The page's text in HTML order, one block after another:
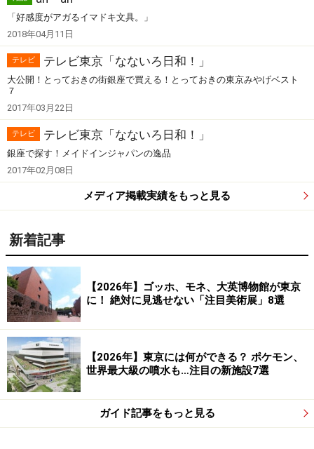
「好感度がアガるイマドキ文具。」
2018年04月11日
テレビ テレビ東京「なないろ日和！」
大公開！とっておきの街銀座で買える！とっておきの東京みやげベスト
７
2017年03月22日
テレビ テレビ東京「なないろ日和！」
銀座で探す！メイドインジャパンの逸品
2017年02月08日
メディア掲載実績をもっと見る
新着記事
【2026年】ゴッホ、モネ、大英博物館が東京
に！ 絶対に見逃せない「注目美術展」8選
【2026年】東京には何ができる？ ポケモン、
世界最大級の噴水も…注目の新施設7選
ガイド記事をもっと見る